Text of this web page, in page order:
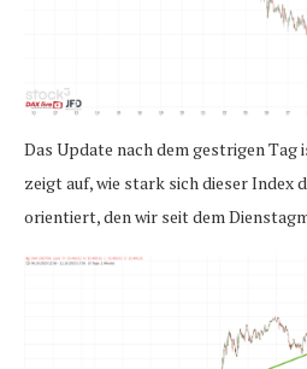
Das Update nach dem gestrigen Tag
zeigt auf, wie stark sich dieser Index
orientiert, den wir seit dem